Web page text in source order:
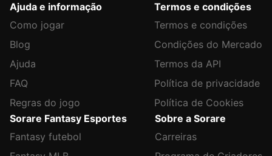
Ajuda e informação
Como jogar
Blog
Ajuda
FAQ
Regras do jogo
Termos e condições
Termos e condições
Condições do Mercado
Termos da API
Política de privacidade
Política de Cookies
Sorare Fantasy Esportes
Fantasy futebol
Sobre a Sorare
Carreiras